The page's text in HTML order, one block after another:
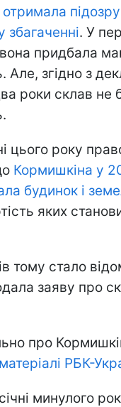
збагаченні. У
придбала
Але, згідно з
роки склав не
цього року
Кормишкіна у
будинок і
яких
тому стало
заяву про
про
РБК-
минулого